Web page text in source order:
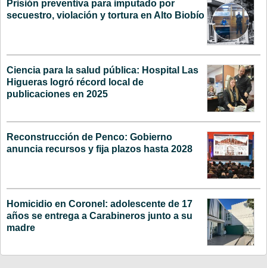
Prisión preventiva para imputado por
secuestro, violación y tortura en Alto Biobío
Ciencia para la salud pública: Hospital Las
Higueras logró récord local de
publicaciones en 2025
Reconstrucción de Penco: Gobierno
anuncia recursos y fija plazos hasta 2028
Homicidio en Coronel: adolescente de 17
años se entrega a Carabineros junto a su
madre